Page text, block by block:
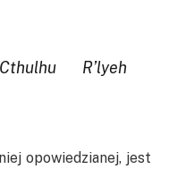
R’lyeh
opowiedzianej, jest